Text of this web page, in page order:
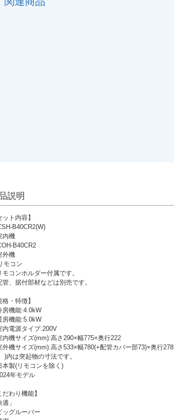
説明
ット内容】
B40CR2(W)
内機
B40CR2
外機
モコン
コンホルダー付属です。
、据付部材などは別売です。
格・特徴】
房機能:4.0kW
房機能:5.0kW
内電源タイプ:200V
内機サイズ(mm):高さ290×幅775×奥行222
外機サイズ(mm):高さ533×幅780(+配管カバー部73)×奥行278
は突起物の寸法です。
本製(リモコンを除く)
年モデル
だわり機能】
適」
ッグルーバー